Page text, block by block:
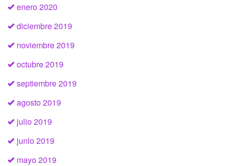
enero 2020
diciembre 2019
noviembre 2019
octubre 2019
septiembre 2019
agosto 2019
julio 2019
junio 2019
mayo 2019